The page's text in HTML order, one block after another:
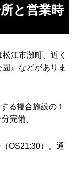
と営業時
江市灘町。近く
』などがありま
る複合施設の１
完備。
OS21:30）。通